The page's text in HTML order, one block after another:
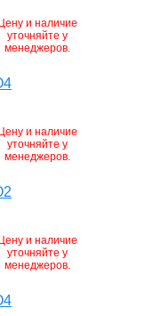
Цену и наличие
уточняйте у
менеджеров.
Цену и наличие
уточняйте у
менеджеров.
Цену и наличие
уточняйте у
менеджеров.